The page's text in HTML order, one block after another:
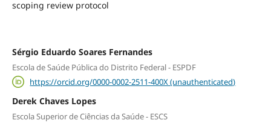
scoping review protocol
Sérgio Eduardo Soares Fernandes
Escola de Saúde Pública do Distrito Federal - ESPDF
https://orcid.org/0000-0002-2511-400X (unauthenticated)
Derek Chaves Lopes
Escola Superior de Ciências da Saúde - ESCS